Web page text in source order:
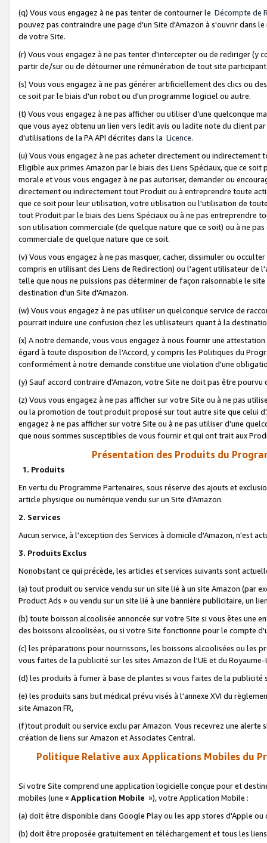
(q) Vous vous engagez à ne pas tenter de contourner le Décompte de
pouvez pas contraindre une page d'un Site d'Amazon à s'ouvrir dans
de votre Site.
(r) Vous vous engagez à ne pas tenter d'intercepter ou de rediriger
partir de/sur ou de détourner une rémunération de tout site
(s) Vous vous engagez à ne pas générer artificiellement des clics ou
ce soit par le biais d'un robot ou d'un programme logiciel ou autre.
(t) Vous vous engagez à ne pas afficher ou utiliser d’une quelconque
que vous ayez obtenu un lien vers ledit avis ou ladite note du client
d’utilisations de la PA API décrites dans la Licence.
(u) Vous vous engagez à ne pas acheter directement ou
Eligible aux primes Amazon par le biais des Liens Spéciaux, que ce
morale et vous vous engagez à ne pas autoriser, demander ou
directement ou indirectement tout Produit ou à entreprendre toute
que ce soit pour leur utilisation, votre utilisation ou l'utilisation de
tout Produit par le biais des Liens Spéciaux ou à ne pas entreprendre
son utilisation commerciale (de quelque nature que ce soit) ou à ne
commerciale de quelque nature que ce soit.
(v) Vous vous engagez à ne pas masquer, cacher, dissimuler ou
compris en utilisant des Liens de Redirection) ou l'agent utilisateur
telle que nous ne puissions pas déterminer de façon raisonnable le
destination d'un Site d'Amazon.
(w) Vous vous engagez à ne pas utiliser un quelconque service de
pourrait induire une confusion chez les utilisateurs quant à la
(x) A notre demande, vous vous engagez à nous fournir une
égard à toute disposition de l'Accord, y compris les Politiques du
conformément à notre demande constitue une violation d'une
(y) Sauf accord contraire d'Amazon, votre Site ne doit pas être
(z) Vous vous engagez à ne pas afficher sur votre Site ou à ne pas
ou la promotion de tout produit proposé sur tout autre site que celui
engagez à ne pas afficher sur votre Site ou à ne pas utiliser d’une
que nous sommes susceptibles de vous fournir et qui ont trait aux
Présentation des Produits du
1. Produits
En vertu du Programme Partenaires, sous réserve des ajouts et
article physique ou numérique vendu sur un Site d'Amazon.
2. Services
Aucun service, à l'exception des Services à domicile d'Amazon, n'est
3. Produits Exclus
Nonobstant ce qui précède, les articles et services suivants sont
(a) tout produit ou service vendu sur un site lié à un site Amazon (par
Product Ads » ou vendu sur un site lié à une bannière publicitaire, un
(b) toute boisson alcoolisée annoncée sur votre Site si vous êtes une
des boissons alcoolisées, ou si votre Site fonctionne pour le compte
(c) les préparations pour nourrissons, les boissons alcoolisées ou les
vous faites de la publicité sur les sites Amazon de l'UE et du Royaume-
(d) les produits à fumer à base de plantes si vous faites de la publicité
(e) les produits sans but médical prévu visés à l'annexe XVI du
site Amazon FR,
(f)tout produit ou service exclu par Amazon. Vous recevrez une alerte
création de liens sur Amazon et Associates Central.
Politique Relative aux Applications Mobiles du
Si votre Site comprend une application logicielle conçue pour et
mobiles (une « Application Mobile »), votre Application Mobile :
(a) doit être disponible dans Google Play ou les app stores d'Apple ou
(b) doit être proposée gratuitement en téléchargement et tous les